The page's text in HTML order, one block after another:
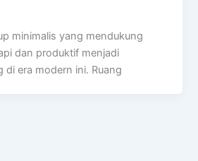
minimalis yang mendukung
dan produktif menjadi
di era modern ini. Ruang